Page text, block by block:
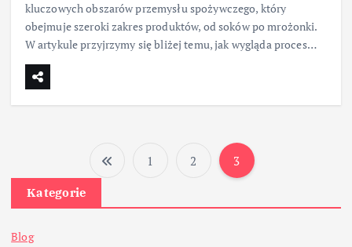
kluczowych obszarów przemysłu spożywczego, który
obejmuje szeroki zakres produktów, od soków po mrożonki.
W artykule przyjrzymy się bliżej temu, jak wygląda proces…
S
t
1 2 3
Kategorie
Blog